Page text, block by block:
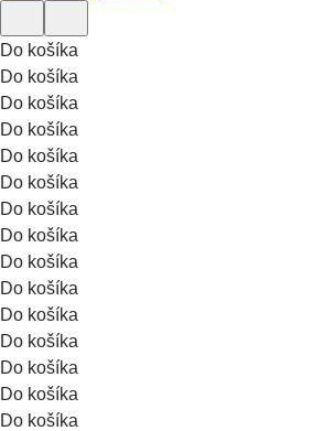
Do košíka
Do košíka
Do košíka
Do košíka
Do košíka
Do košíka
Do košíka
Do košíka
Do košíka
Do košíka
Do košíka
Do košíka
Do košíka
Do košíka
Do košíka